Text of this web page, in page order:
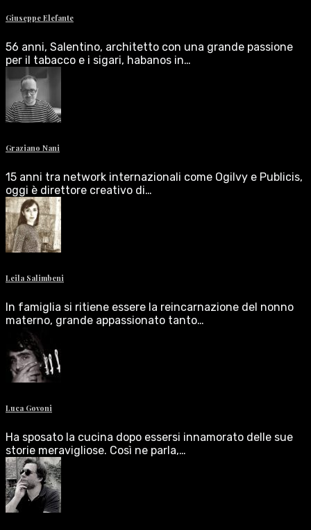
Giuseppe Elefante
56 anni, Salentino, architetto con una grande passione
per il tabacco e i sigari, habanos in…
Graziano Nani
15 anni tra network internazionali come Ogilvy e Publicis,
oggi è direttore creativo di…
Leila Salimbeni
In famiglia si ritiene essere la reincarnazione del nonno
materno, grande appassionato tanto…
Luca Govoni
Ha sposato la cucina dopo essersi innamorato delle sue
storie meravigliose. Così ne parla,…